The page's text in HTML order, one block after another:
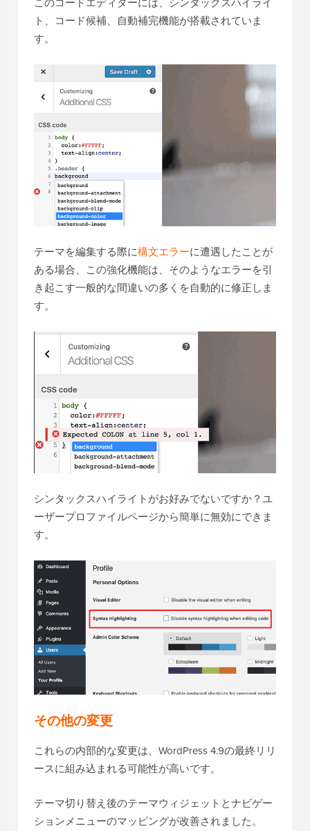
ト、コード候補、自動補完機能が搭載されていま
す。
テーマを編集する際に構文エラーに遭遇したことが
ある場合、この強化機能は、そのようなエラーを引
き起こす一般的な間違いの多くを自動的に修正しま
す。
シンタックスハイライトがお好みでないですか？ユ
ーザープロファイルページから簡単に無効にできま
す。
その他の変更
これらの内部的な変更は、WordPress 4.9の最終リリ
ースに組み込まれる可能性が高いです。
テーマ切り替え後のテーマウィジェットとナビゲー
ションメニューのマッピングが改善されました。